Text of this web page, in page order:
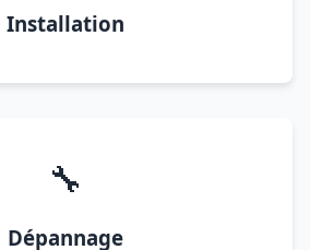
Installation
🔧
Dépannage